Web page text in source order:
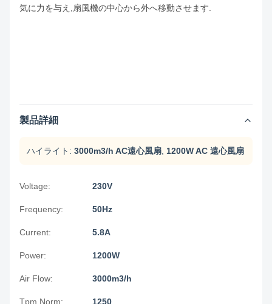
気に力を与え,扇風機の中心から外へ移動させます.
製品詳細
ハイライト: 3000m3/h AC遠心風扇 1200W AC 遠心風扇
Voltage: 230V
Frequency: 50Hz
Current: 5.8A
Power: 1200W
Air Flow: 3000m3/h
Tpm.Norm: 1250